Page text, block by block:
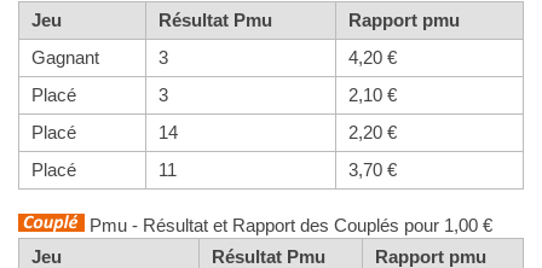
Jeu
Résultat Pmu
Rapport pmu
Gagnant
3
4,20 €
Placé
3
2,10 €
Placé
14
2,20 €
Placé
11 3,70 €
Pmu - Résultat et Rapport des Couplés pour 1,00 €
Jeu
Résultat Pmu
Rapport pmu